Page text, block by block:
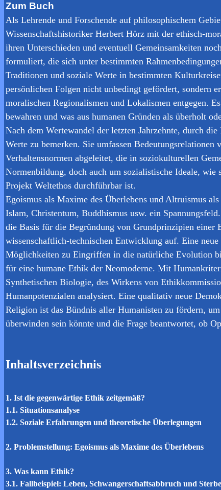
Zum Buch
Als Lehrende und Forschende auf philosophischem
Wissenschaftshistoriker Herbert Hörz mit der ethisch-
ihren Unterschieden und eventuell Gemeinsamkeiten
formuliert, die sich unter bestimmten
Traditionen und soziale Werte in bestimmten
persönlichen Folgen nicht unbedingt gefördert, sondern
moralischen Regionalismen und Lokalismen entgegen.
bewahren und was aus humanen Gründen als überholt
Nach dem Wertewandel der letzten Jahrzehnte, durch
Werte zu bemerken. Sie umfassen
Verhaltensnormen abgeleitet, die in soziokulturellen
Normenbildung, doch auch um sozialistische Ideale,
Projekt Weltethos durchführbar ist.
Egoismus als Maxime des Überlebens und Altruismus
Islam, Christentum, Buddhismus usw. ein
die Basis für die Begründung von Grundprinzipien
wissenschaftlich-technischen Entwicklung auf. Eine
Möglichkeiten zu Eingriffen in die natürliche Evolution
für eine humane Ethik der Neomoderne. Mit
Synthetischen Biologie, des Wirkens von
Humanpotenzialen analysiert. Eine qualitativ neue
Religion ist das Bündnis aller Humanisten zu fördern,
überwinden sein könnte und die Frage beantwortet, ob
Inhaltsverzeichnis
1. Ist die gegenwärtige Ethik zeitgemäß?
1.1. Situationsanalyse
1.2. Soziale Erfahrungen und theoretische Überlegungen
2. Problemstellung: Egoismus als Maxime des Überlebens
3. Was kann Ethik?
3.1. Fallbeispiel: Leben, Schwangerschaftsabbruch und